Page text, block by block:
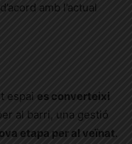
amb l’actual
espai
es converteixi
al barri, una gestió
etapa per al veïnat.